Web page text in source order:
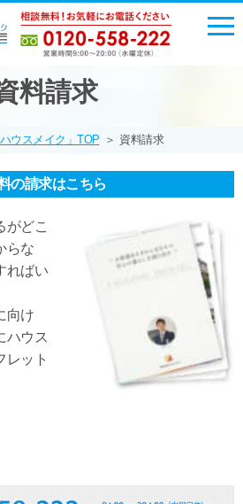
料請求
ウスメイク」TOP ＞ 資料請求
の請求はこちら
がどこ
らな
ればい
向け
ハウス
レット